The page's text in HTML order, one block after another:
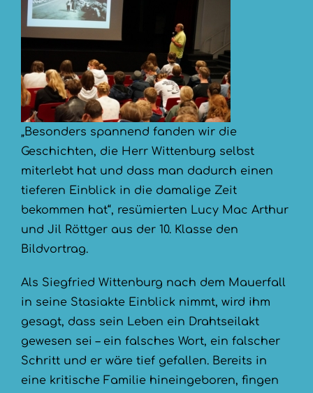
„Besonders spannend fanden wir die
Geschichten, die Herr Wittenburg selbst
miterlebt hat und dass man dadurch einen
tieferen Einblick in die damalige Zeit
bekommen hat“, resümierten Lucy Mac Arthur
und Jil Röttger aus der 10. Klasse den
Bildvortrag.
Als Siegfried Wittenburg nach dem Mauerfall
in seine Stasiakte Einblick nimmt, wird ihm
gesagt, dass sein Leben ein Drahtseilakt
gewesen sei – ein falsches Wort, ein falscher
Schritt und er wäre tief gefallen. Bereits in
eine kritische Familie hineingeboren, fingen